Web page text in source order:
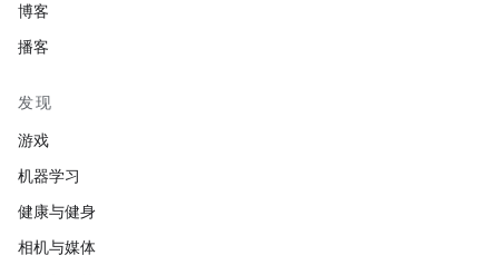
博客
播客
发现
游戏
机器学习
健康与健身
相机与媒体